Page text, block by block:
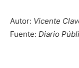
Autor: Vicente
Fuente: Diario